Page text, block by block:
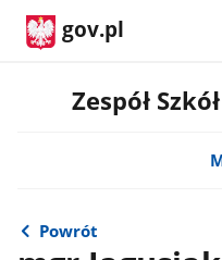
gov.pl
Zespół
Powrót